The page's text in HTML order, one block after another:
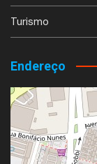
Turismo
Endereço